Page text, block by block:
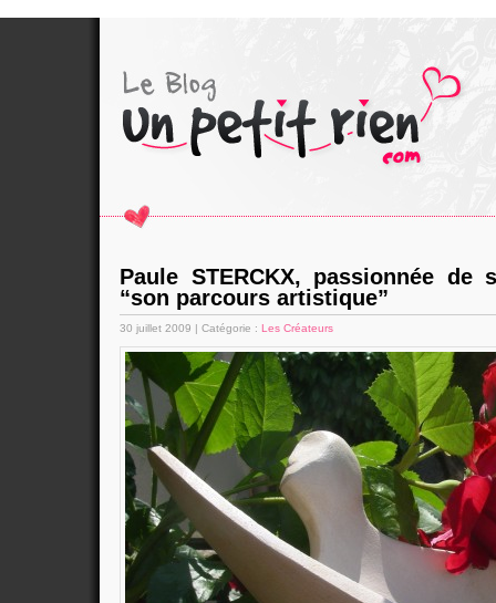
Paule STERCKX, passionnée de
“son parcours artistique”
30 juillet 2009 | Catégorie : Les Créateurs